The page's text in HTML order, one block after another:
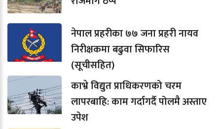
नेपाल प्रहरीका ७७ जना प्रहरी नायव
निरीक्षकमा बढुवा सिफारिस
(सूचीसहित)
काभ्रे विद्युत प्राधिकरणको चरम
लापरबाहि: काम गर्दागर्दै पोलमै अस्ताए
उपेश